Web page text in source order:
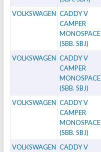
VOLKSWAGEN CADDY V
CAMPER
MONOSPACE
(SBB. SBJ)
VOLKSWAGEN CADDY V
CAMPER
MONOSPACE
(SBB. SBJ)
VOLKSWAGEN CADDY V
CAMPER
MONOSPACE
(SBB. SBJ)
VOLKSWAGEN CADDY V